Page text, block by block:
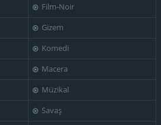
Film-Noir
Gizem
Komedi
Macera
Müzikal
Savaş